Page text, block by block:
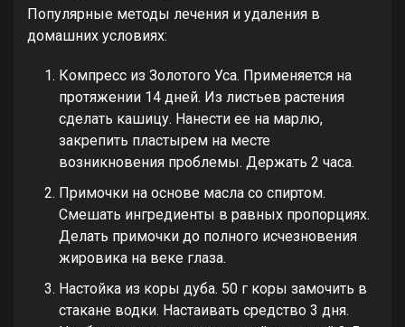
Популярные методы лечения и удаления в
домашних условиях:
Компресс из Золотого Уса. Применяется на
протяжении 14 дней. Из листьев растения
сделать кашицу. Нанести ее на марлю,
закрепить пластырем на месте
возникновения проблемы. Держать 2 часа.
Примочки на основе масла со спиртом.
Смешать ингредиенты в равных пропорциях.
Делать примочки до полного исчезновения
жировика на веке глаза.
Настойка из коры дуба. 50 г коры замочить в
стакане водки. Настаивать средство 3 дня.